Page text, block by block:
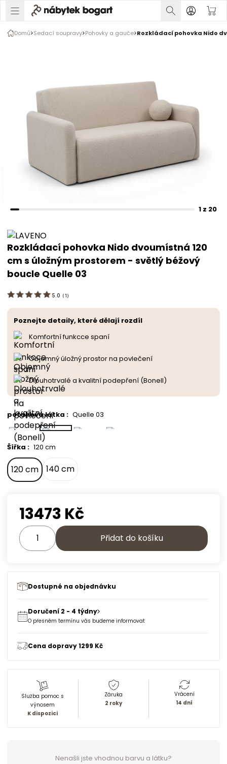
Domů Sedací soupravy Pohovky a gauče Rozkládací pohovka Nido
1 z 20
Rozkládací pohovka Nido dvoumístná 120
cm s úložným prostorem - světlý béžový
boucle Quelle 03
5.0 ( 1 )
Poznejte detaily, které dělají rozdíl
Komfortní funkcce spaní
Objemný úložný prostor na povlečení
Dlouhotrvalé a kvalitní podepření (Bonell)
potahová látka : Quelle 03
Šířka : 120 cm
120 cm 140 cm
13473 Kč
Přidat do košíku
Dostupné na objednávku
Doručení 2 - 4 týdny
O přesném termínu vás budeme informovat
Cena dopravy 1299 Kč
Služba pomoc s
výnosem
K dispozici
Záruka
2 roky
Vrácení
14 dní
Nenašli jste vhodnou barvu a látku?